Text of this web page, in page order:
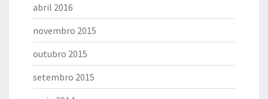
abril 2016
novembro 2015
outubro 2015
setembro 2015